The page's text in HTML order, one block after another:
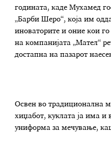
годината, каде Мухамед
„Барби Шеро“, која им
иноваторите и оние кои
на компанијата „Мател“
достапна на пазарот
Освен во традиционална
хиџабот, куклата ја има и
униформа за мечување,